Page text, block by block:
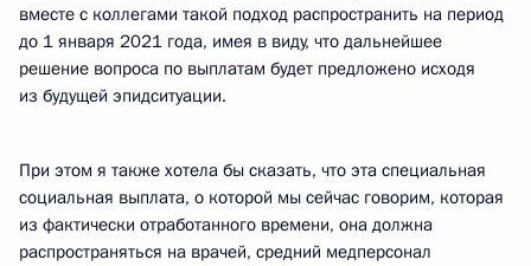
вместе с коллегами такой подход распространить на период
до 1 января 2021 года, имея в виду, что дальнейшее
решение вопроса по выплатам будет предложено исходя
из будущей эпидситуации.
При этом я также хотела бы сказать, что эта специальная
социальная выплата, о которой мы сейчас говорим, которая
из фактически отработанного времени, она должна
распространяться на врачей, средний медперсонал